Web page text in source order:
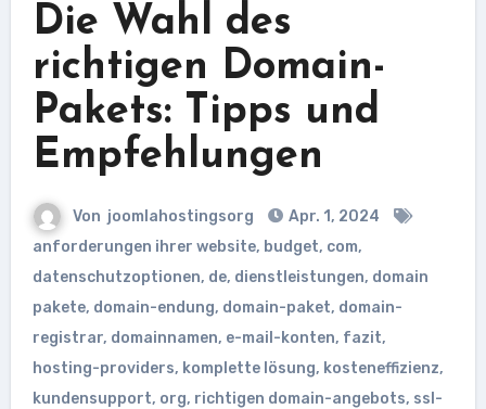
Die Wahl des
richtigen Domain-
Pakets: Tipps und
Empfehlungen
Von joomlahostingsorg
Apr. 1, 2024
anforderungen ihrer website, budget, com,
datenschutzoptionen, de, dienstleistungen, domain
pakete, domain-endung, domain-paket, domain-
registrar, domainnamen, e-mail-konten, fazit,
hosting-providers, komplette lösung, kosteneffizienz,
kundensupport, org, richtigen domain-angebots, ssl-